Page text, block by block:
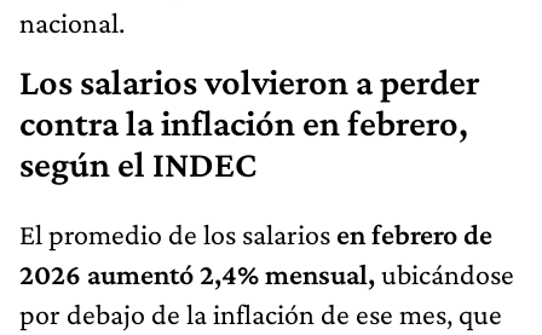
nacional.
Los salarios volvieron a perder
contra la inflación en febrero,
según el INDEC
El promedio de los salarios en febrero de
2026 aumentó 2,4% mensual,ubicándose
por debajo de la inflación de ese mes, que